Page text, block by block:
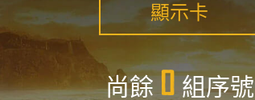
顯示卡
尚餘0組序號